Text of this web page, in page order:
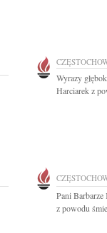
Wyrazy
Harciarek z
Pani Barbarze
z powodu